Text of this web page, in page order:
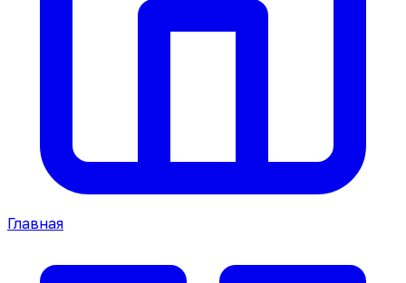
Главная